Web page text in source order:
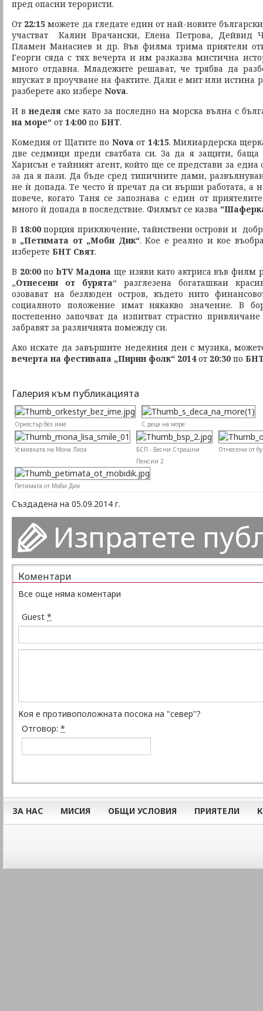
пред опасни терористи.
От 22:15можете да гледате един от най-новите
участват Калин Врачански, Елена Петрова, Дейвид
Пламен Манасиев и др. Във филма трима приятели
Георги сяда с тях вечерта и им разказва мистична
много отдавна. Младежите решават, че трябва да
впускат в проучване на фактите. Дали е мит или истина
разберете ако избере Nova.
И внеделя сме като за последно на морска вълна с
на море“ от 14:00 по БНТ.
Комедия от Щатите по Nova от 14:15. Милиардерска
две седмици преди сватбата си. За да я защити,
Харисън е тайният агент, който ще се представи за една
за да я пази. Да бъде сред типичните дами,
не ѝ допада. Те често ѝ пречат да си върши работата, а
повече, когато Таня се запознава с един от
много ѝ допада в последствие. Филмът се казва
В 18:00порция приключение, тайнствени острови и
в „Петимата от „Моби Дик“. Кое е реално и кое
изберете БНТ Свят.
В 20:00поbTV Мадона ще изяви като актриса във филм
„Отнесени от бурята“ разглезена богаташкаи
озовават на безлюден остров, където нито
социалното положение имат някакво значение. В
постепенно започват да изпитват страстно
забравят за различията помежду си.
Ако искате да завършите неделния ден с музика,
вечерта на фестивапа „Пирин фолк“ 2014от 20:30 по
Галерия към публикацията
Оркестър без име С деца на море
Усмивката на Мона Лиза
БСП - Бесни Страшни
Пенсии 2
Отнесени от
Петимата от Моби Дик
Създадена на 05.09.2014 г.
Изпратете
Коментари
Все още няма коментари
Guest *
Коя е противоположната посока на "север"?
Отговор: *
ЗА НАС МИСИЯ ОБЩИ УСЛОВИЯ ПРИЯТЕЛИ